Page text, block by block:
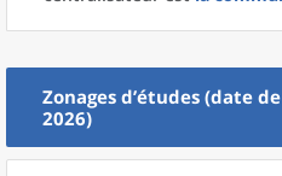
Zonages d’études (date
2026)